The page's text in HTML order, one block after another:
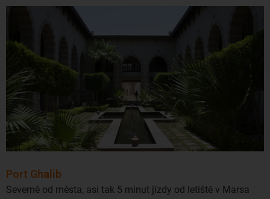
peněz. Nakonec zimní měsíce slibují v Egyptě v průměru až
10 hodin slunečního svitu denně.
Kategorie hotelů neodpovídá evropské, proto doporučujeme
minimálně 4 hvězdičkový hotel, a i zde však je třeba být
opatrný, ne všechny čtyř a pětihvězdičkové hotely jsou na
stejné úrovni a některé pětihvězdičkové hotely mohou být
spíše na úrovni lepšího čtyřhvězdičkového hotelu.
Port Ghalib
Severně od města, asi tak 5 minut jízdy od letiště v Marsa